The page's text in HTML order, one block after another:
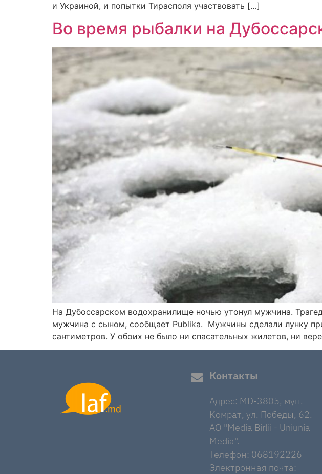
и Украиной, и попытки Тирасполя участвовать […]
Во время рыбалки на
На Дубоссарском водохранилище ночью утонул мужчина.
мужчина с сыном, сообщает Publika. Мужчины сделали лунку
сантиметров. У обоих не было ни спасательных жилетов, ни
Контакты
Адрес: MD-3805, мун.
Комрат, ул. Победы, 62.
AO "Media Birlii - Uniunia
Media".
Телефон: 068192226
Электронная почта: